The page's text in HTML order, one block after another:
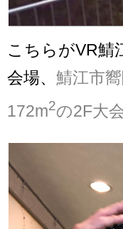
こちらがVR鯖
会場、 鯖江市
172m2の2F大